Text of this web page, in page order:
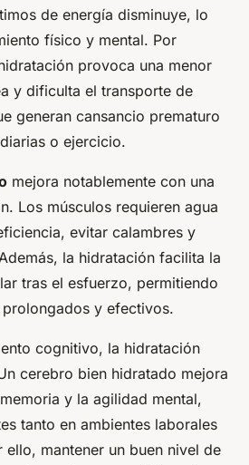
de energía disminuye, lo
físico y mental. Por
provoca una menor
y dificulta el transporte de
generan cansancio prematuro
o ejercicio.
mejora notablemente con una
Los músculos requieren agua
evitar calambres y
la hidratación facilita la
tras el esfuerzo, permitiendo
y efectivos.
cognitivo, la hidratación
cerebro bien hidratado mejora
y la agilidad mental,
tanto en ambientes laborales
mantener un buen nivel de